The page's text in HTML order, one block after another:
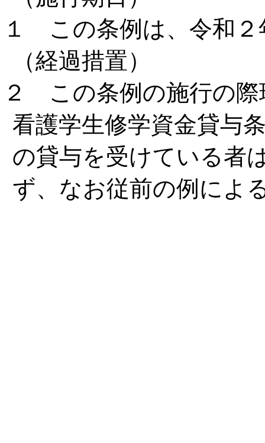
１ この条例は、令和２
（経過措置）
２ この条例の施行の際
看護学生修学資金貸与
の貸与を受けている者
ず、なお従前の例によ